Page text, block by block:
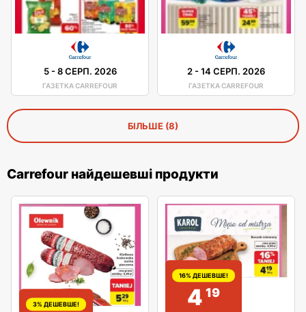
5-8 СЕРП. 2026
ГАЗЕТКА CARREFOUR
2-14 СЕРП. 2026
ГАЗЕТКА CARREFOUR
БІЛЬШЕ (8)
Carrefour найдешевші продукти
3% ДЕШЕВШЕ!
16% ДЕШЕВШЕ!
4 19